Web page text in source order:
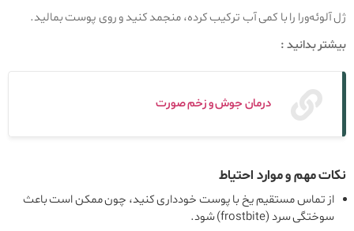
ژل آلوئه‌ورا را با کمی آب ترکیب کرده، منجمد کنید و روی پوست بمالید.
بیشتر بدانید :
درمان جوش و زخم صورت
نکات مهم و موارد احتیاط
از تماس مستقیم یخ با پوست خودداری کنید، چون ممکن است باعث
سوختگی سرد (frostbite) شود.